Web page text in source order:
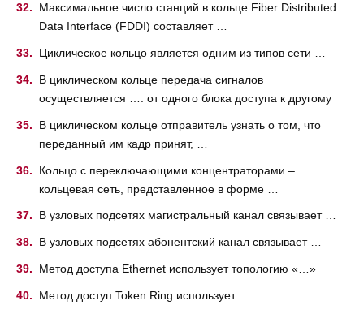
Максимальное число станций в кольце Fiber Distributed
Data Interface (FDDI) составляет …
Циклическое кольцо является одним из типов сети …
В циклическом кольце передача сигналов
осуществляется …: от одного блока доступа к другому
В циклическом кольце отправитель узнать о том, что
переданный им кадр принят, …
Кольцо с переключающими концентраторами –
кольцевая сеть, представленное в форме …
В узловых подсетях магистральный канал связывает …
В узловых подсетях абонентский канал связывает …
Метод доступа Ethernet использует топологию «…»
Метод доступ Token Ring использует …